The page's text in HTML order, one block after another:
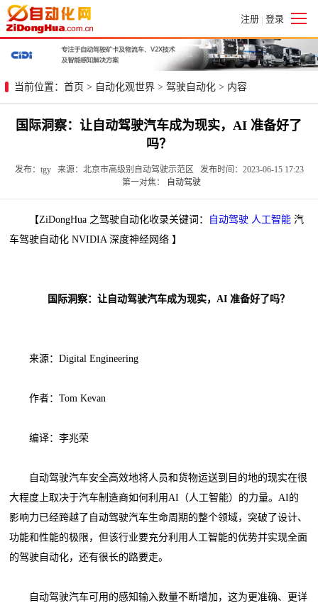
注册 | 登录
当前位置： 首页 > 自动化观世界 > 驾驶自动化 > 内容
国际洞察：让自动驾驶汽车成为现实，AI 准备好了
吗？
发布：tgy 来源：北京市高级别自动驾驶示范区 发布时间：2023-06-15 17:23
第一对焦：
自动驾驶
【ZiDongHua 之驾驶自动化收录关键词： 自动驾驶 人工智能 汽
车驾驶自动化 NVIDIA 深度神经网络 】
国际洞察：让自动驾驶汽车成为现实，AI 准备好了吗？
来源：Digital Engineering
作者：Tom Kevan
编译：李兆荣
自动驾驶汽车安全高效地将人员和货物运送到目的地的现实在很
大程度上取决于汽车制造商如何利用AI（人工智能）的力量。AI的
影响力已经跨越了自动驾驶汽车生命周期的整个领域，突破了设计、
功能和性能的极限，但该行业要充分利用人工智能的优势并实现全面
的驾驶自动化，还有很长的路要走。
自动驾驶汽车可用的感知输入数量不断增加，这为更准确、更详